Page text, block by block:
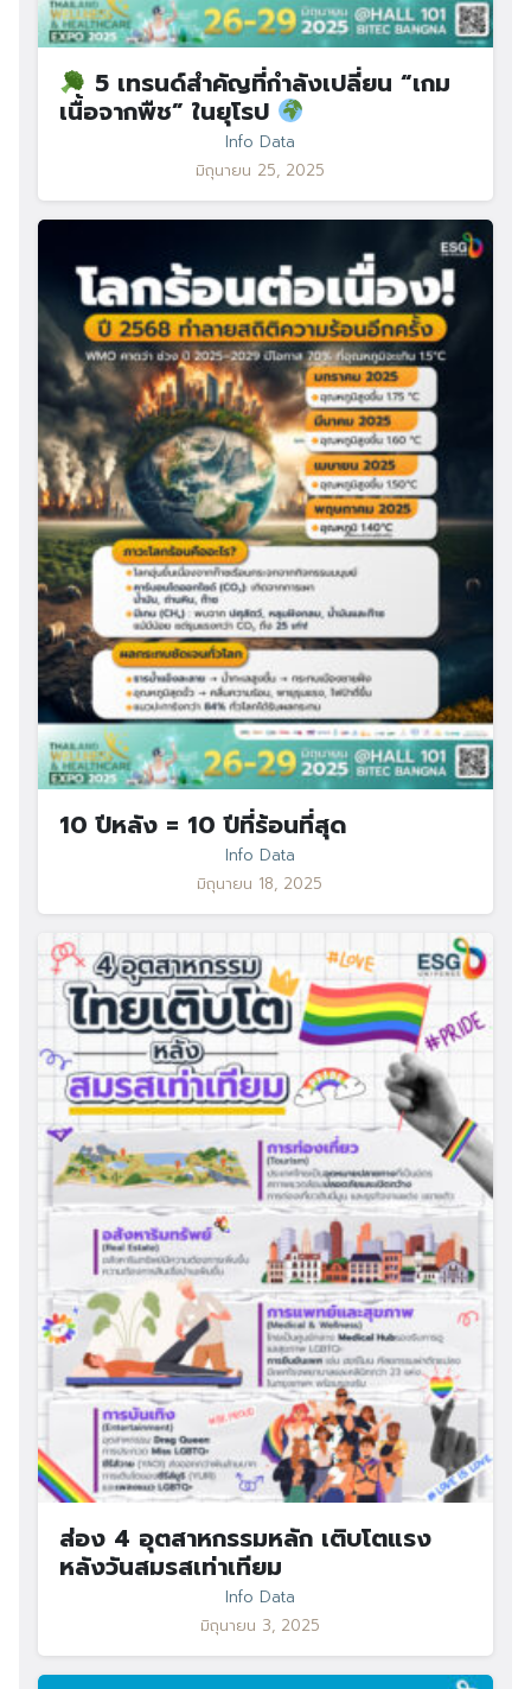
5 เทรนด์สำคัญที่กำลังเปลี่ยน “เกม
เนื้อจากพืช” ในยุโรป
Info Data
มิถุนายน 25, 2025
10 ปีหลัง = 10 ปีที่ร้อนที่สุด
Info Data
มิถุนายน 18, 2025
ส่อง 4 อุตสาหกรรมหลัก เติบโตแรง
หลังวันสมรสเท่าเทียม
Info Data
มิถุนายน 3, 2025